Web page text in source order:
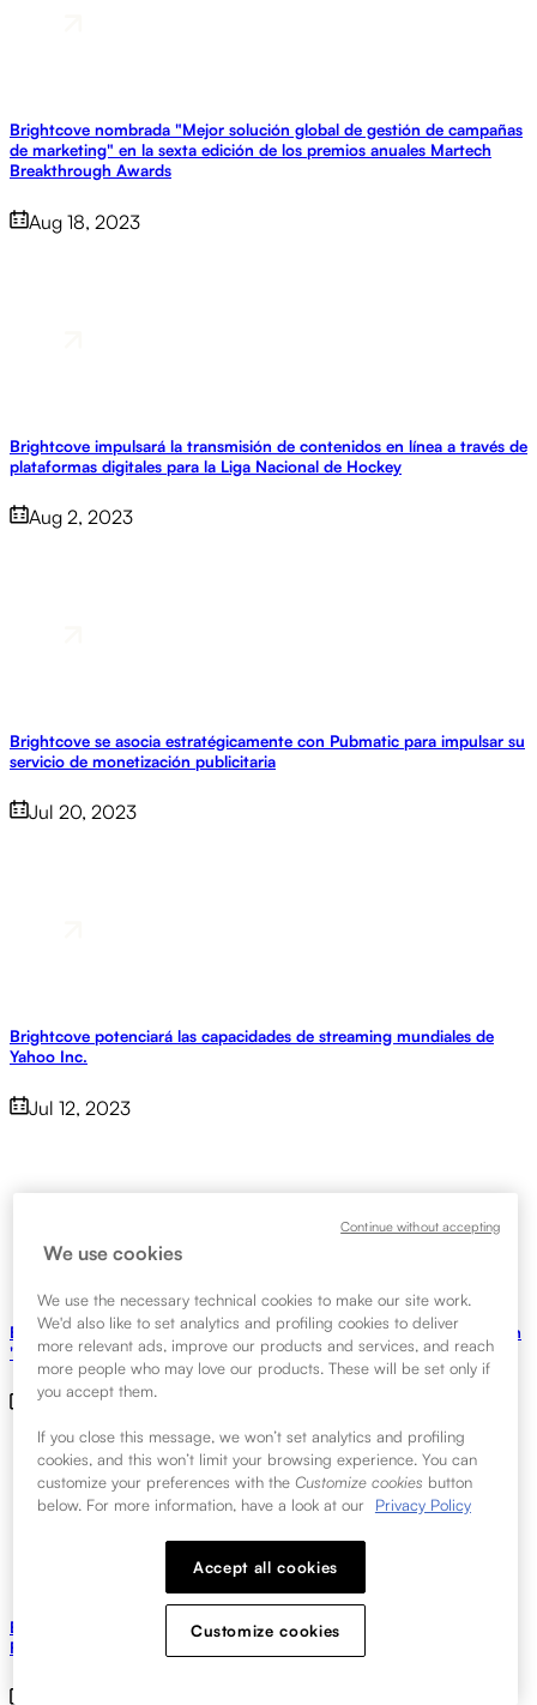
Brightcove nombrada "Mejor solución global de gestión de campañas
de marketing" en la sexta edición de los premios anuales Martech
Breakthrough Awards
Aug 18, 2023
Brightcove impulsará la transmisión de contenidos en línea a través de
plataformas digitales para la Liga Nacional de Hockey
Aug 2, 2023
Brightcove se asocia estratégicamente con Pubmatic para impulsar su
servicio de monetización publicitaria
Jul 20, 2023
Brightcove potenciará las capacidades de streaming mundiales de
Yahoo Inc.
Jul 12, 2023
Brightcove refuerza su servicio de monetización con la nueva función
"Ad Insights
Jun 5, 2023
Brightcove es nombrado líder en el informe Aragon Research Globe™
For Enterprise Video, 2023
We use cookies
We use the necessary technical cookies to make our site work.
We'd also like to set analytics and profiling cookies to deliver
more relevant ads, improve our products and services, and reach
more people who may love our products. These will be set only if
you accept them.
If you close this message, we won’t set analytics and profiling
cookies, and this won’t limit your browsing experience. You can
customize your preferences with the Customize cookies button
below. For more information, have a look at our
Privacy Policy
Accept all cookies
Customize cookies
Continue without accepting